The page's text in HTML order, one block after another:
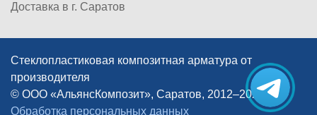
Доставка в г. Саратов
Стеклопластиковая композитная арматура от
производителя
© ООО «АльянсКомпозит», Саратов, 2012–2026
Обработка персональных данных